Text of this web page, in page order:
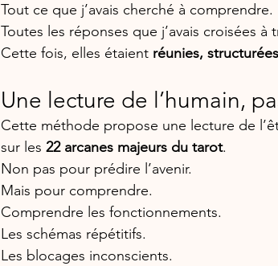
Tout ce que j’avais cherché à comprendre.
Toutes les réponses que j’avais croisées
Cette fois, elles étaient réunies,
Une lecture de l’humain,
Cette méthode propose une lecture de
sur les 22 arcanes majeurs du tarot.
Non pas pour prédire l’avenir.
Mais pour comprendre.
Comprendre les fonctionnements.
Les schémas répétitifs.
Les blocages inconscients.